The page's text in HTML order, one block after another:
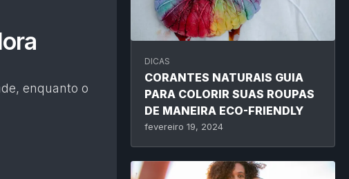
enquanto o
DICAS
CORANTES NATURAIS GUIA
PARA COLORIR SUAS ROUPAS
DE MANEIRA ECO-FRIENDLY
fevereiro 19, 2024